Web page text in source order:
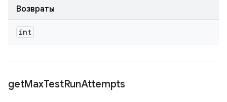
Возвраты
int
getMaxTestRunAttempts